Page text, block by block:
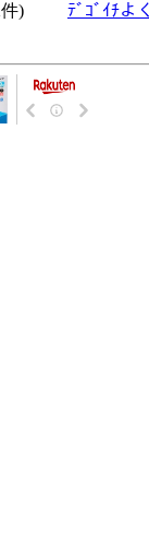
件) ﾃﾞｺﾞｲﾁよ